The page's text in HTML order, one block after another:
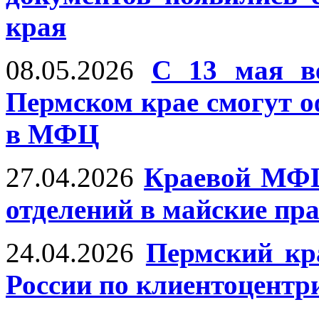
края
08.05.2026
С 13 мая
Пермском крае смогут
в МФЦ
27.04.2026 Краевой
отделений в майские
24.04.2026 Пермский
России по